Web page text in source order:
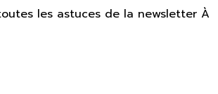
les astuces de la newsletter À